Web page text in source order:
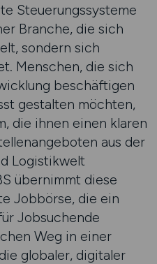
Steuerungssysteme
Branche, die sich
sondern sich
Menschen, die sich
beschäftigen
gestalten möchten,
die ihnen einen klaren
aus der
Logistikwelt
übernimmt diese
Jobbörse, die ein
Jobsuchende
Weg in einer
globaler, digitaler